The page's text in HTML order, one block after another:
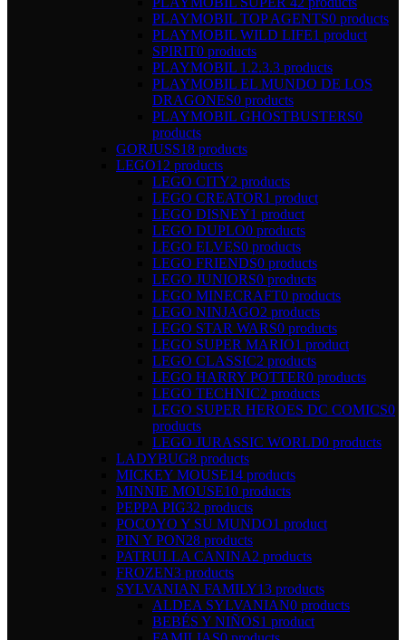
PLAYMOBIL TOP AGENTS0 products
PLAYMOBIL WILD LIFE1 product
SPIRIT0 products
PLAYMOBIL 1.2.3.3 products
PLAYMOBIL EL MUNDO DE LOS
DRAGONES0 products
PLAYMOBIL GHOSTBUSTERS0
products
GORJUSS18 products
LEGO12 products
LEGO CITY2 products
LEGO CREATOR1 product
LEGO DISNEY1 product
LEGO DUPLO0 products
LEGO ELVES0 products
LEGO FRIENDS0 products
LEGO JUNIORS0 products
LEGO MINECRAFT0 products
LEGO NINJAGO2 products
LEGO STAR WARS0 products
LEGO SUPER MARIO1 product
LEGO CLASSIC2 products
LEGO HARRY POTTER0 products
LEGO TECHNIC2 products
LEGO SUPER HEROES DC COMICS0
products
LEGO JURASSIC WORLD0 products
LADYBUG8 products
MICKEY MOUSE14 products
MINNIE MOUSE10 products
PEPPA PIG32 products
POCOYO Y SU MUNDO1 product
PIN Y PON28 products
PATRULLA CANINA2 products
FROZEN3 products
SYLVANIAN FAMILY13 products
ALDEA SYLVANIAN0 products
BEBÉS Y NIÑOS1 product